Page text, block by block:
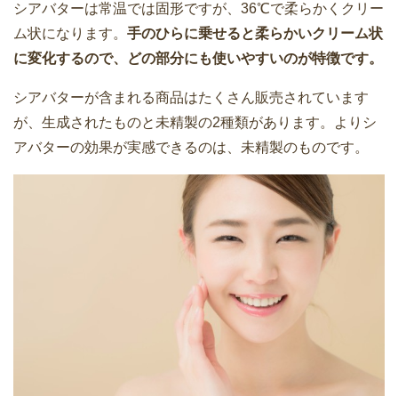
シアバターは常温では固形ですが、36℃で柔らかくクリー
ム状になります。 手のひらに乗せると柔らかいクリーム状
に変化するので、どの部分にも使いやすいのが特徴です。
シアバターが含まれる商品はたくさん販売されています
が、生成されたものと未精製の2種類があります。よりシ
アバターの効果が実感できるのは、未精製のものです。